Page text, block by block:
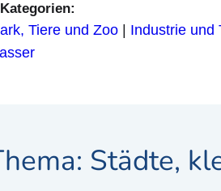
Tiere und Zoo| Industrie und
Städte,